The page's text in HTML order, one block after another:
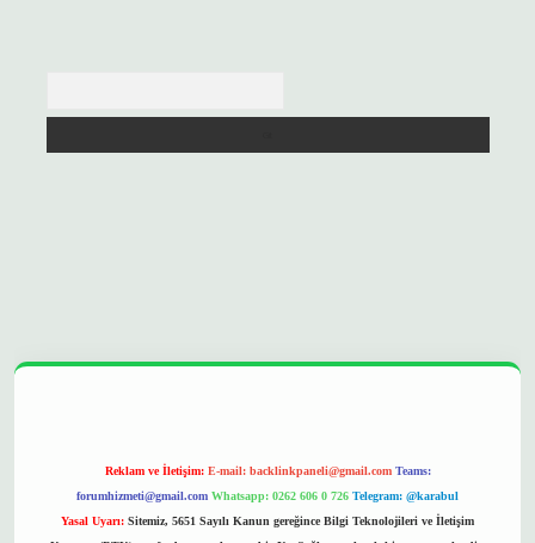
Reklam ve İletişim: E-mail: backlinkpaneli@gmail.com Teams:
forumhizmeti@gmail.com Whatsapp: 0262 606 0 726 Telegram: @karabul
Yasal Uyarı: Sitemiz, 5651 Sayılı Kanun gereğince Bilgi Teknolojileri ve İletişim